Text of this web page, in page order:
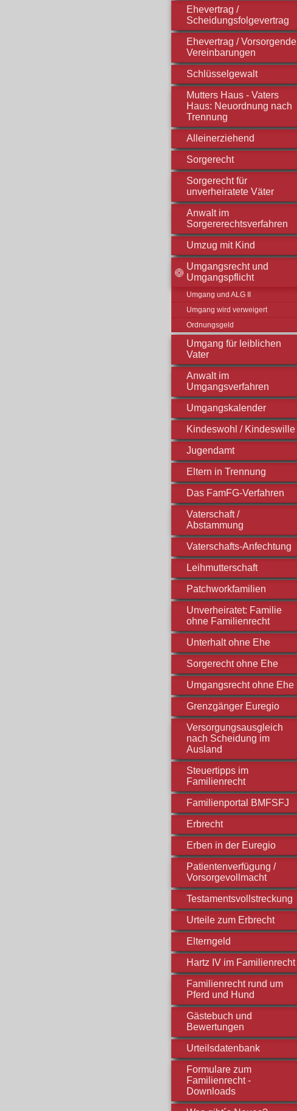
Ehevertrag /
Scheidungsfolgevertrag
Ehevertrag / Vorsorgende
Vereinbarungen
Schlüsselgewalt
Mutters Haus - Vaters
Haus: Neuordnung nach
Trennung
Alleinerziehend
Sorgerecht
Sorgerecht für
unverheiratete Väter
Anwalt im
Sorgererechtsverfahren
Umzug mit Kind
Umgangsrecht und
Umgangspflicht
Umgang und ALG II
Umgang wird verweigert
Ordnungsgeld
Umgang für leiblichen
Vater
Anwalt im
Umgangsverfahren
Umgangskalender
Kindeswohl / Kindeswille
Jugendamt
Eltern in Trennung
Das FamFG-Verfahren
Vaterschaft /
Abstammung
Vaterschafts-Anfechtung
Leihmutterschaft
Patchworkfamilien
Unverheiratet: Familie
ohne Familienrecht
Unterhalt ohne Ehe
Sorgerecht ohne Ehe
Umgangsrecht ohne Ehe
Grenzgänger Euregio
Versorgungsausgleich
nach Scheidung im
Ausland
Steuertipps im
Familienrecht
Familienportal BMFSFJ
Erbrecht
Erben in der Euregio
Patientenverfügung /
Vorsorgevollmacht
Testamentsvollstreckung
Urteile zum Erbrecht
Elterngeld
Hartz IV im Familienrecht
Familienrecht rund um
Pferd und Hund
Gästebuch und
Bewertungen
Urteilsdatenbank
Formulare zum
Familienrecht -
Downloads